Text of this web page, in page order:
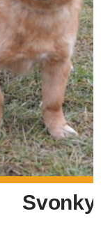
Svonky